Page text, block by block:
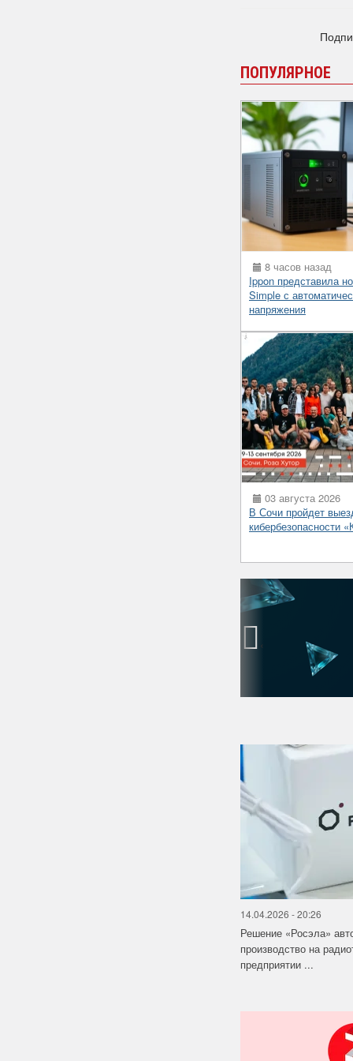
ПОПУЛЯРНОЕ
8 часов назад
Ippon представила
Simple с
напряжения
03 августа 2026
В Сочи пройдет
‹
14.04.2026 - 20:26
Решение «Росэла»
производство на
предприятии ...